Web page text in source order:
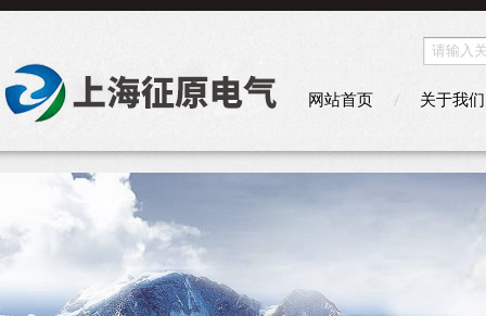
网站首页 关于我们